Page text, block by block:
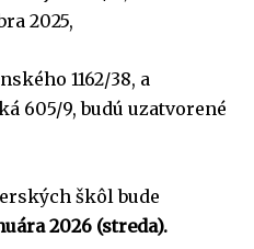
2025,
1162/38, a
605/9, budú uzatvorené
škôl bude
2026 (streda).